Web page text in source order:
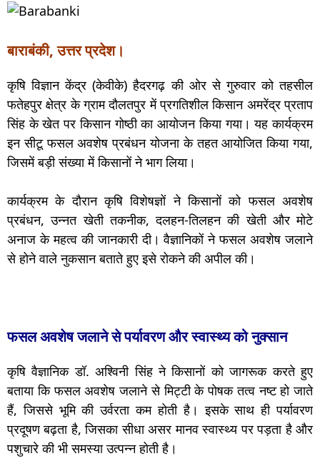
बाराबंकी, उत्तर प्रदेश।
कृषि विज्ञान केंद्र (केवीके) हैदरगढ़ की ओर से गुरुवार को तहसील
फतेहपुर क्षेत्र के ग्राम दौलतपुर में प्रगतिशील किसान अमरेंद्र प्रताप
सिंह के खेत पर किसान गोष्ठी का आयोजन किया गया। यह कार्यक्रम
इन सीटू फसल अवशेष प्रबंधन योजना के तहत आयोजित किया गया,
जिसमें बड़ी संख्या में किसानों ने भाग लिया।
कार्यक्रम के दौरान कृषि विशेषज्ञों ने किसानों को फसल अवशेष
प्रबंधन, उन्नत खेती तकनीक, दलहन-तिलहन की खेती और मोटे
अनाज के महत्व की जानकारी दी। वैज्ञानिकों ने फसल अवशेष जलाने
से होने वाले नुकसान बताते हुए इसे रोकने की अपील की।
फसल अवशेष जलाने से पर्यावरण और स्वास्थ्य को नुक्सान
कृषि वैज्ञानिक डॉ. अश्विनी सिंह ने किसानों को जागरूक करते हुए
बताया कि फसल अवशेष जलाने से मिट्टी के पोषक तत्व नष्ट हो जाते
हैं, जिससे भूमि की उर्वरता कम होती है। इसके साथ ही पर्यावरण
प्रदूषण बढ़ता है, जिसका सीधा असर मानव स्वास्थ्य पर पड़ता है और
पशुचारे की भी समस्या उत्पन्न होती है।